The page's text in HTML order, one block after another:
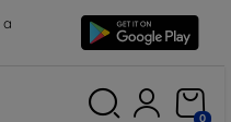
a
0